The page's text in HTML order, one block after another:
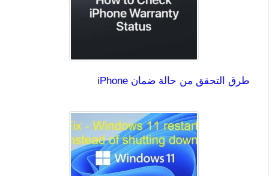
طرق التحقق من حالة ضمان iPhone